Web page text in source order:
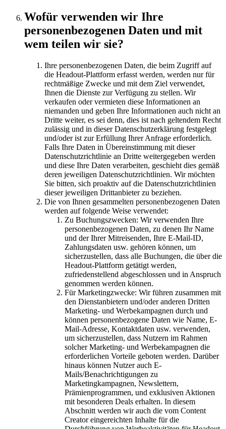
Wofür verwenden wir Ihre
personenbezogenen Daten und mit
wem teilen wir sie?
Ihre personenbezogenen Daten, die beim Zugriff auf
die Headout-Plattform erfasst werden, werden nur für
rechtmäßige Zwecke und mit dem Ziel verwendet,
Ihnen die Dienste zur Verfügung zu stellen. Wir
verkaufen oder vermieten diese Informationen an
niemanden und geben Ihre Informationen auch nicht an
Dritte weiter, es sei denn, dies ist nach geltendem Recht
zulässig und in dieser Datenschutzerklärung festgelegt
und/oder ist zur Erfüllung Ihrer Anfrage erforderlich.
Falls Ihre Daten in Übereinstimmung mit dieser
Datenschutzrichtlinie an Dritte weitergegeben werden
und diese Ihre Daten verarbeiten, geschieht dies gemäß
deren jeweiligen Datenschutzrichtlinien. Wir möchten
Sie bitten, sich proaktiv auf die Datenschutzrichtlinien
dieser jeweiligen Drittanbieter zu beziehen.
Die von Ihnen gesammelten personenbezogenen Daten
werden auf folgende Weise verwendet:
Zu Buchungszwecken: Wir verwenden Ihre
personenbezogenen Daten, zu denen Ihr Name
und der Ihrer Mitreisenden, Ihre E-Mail-ID,
Zahlungsdaten usw. gehören können, um
sicherzustellen, dass alle Buchungen, die über die
Headout-Plattform getätigt werden,
zufriedenstellend abgeschlossen und in Anspruch
genommen werden können.
Für Marketingzwecke: Wir führen zusammen mit
den Dienstanbietern und/oder anderen Dritten
Marketing- und Werbekampagnen durch und
können personenbezogene Daten wie Name, E-
Mail-Adresse, Kontaktdaten usw. verwenden,
um sicherzustellen, dass Nutzern im Rahmen
solcher Marketing- und Werbekampagnen die
erforderlichen Vorteile geboten werden. Darüber
hinaus können Nutzer auch E-
Mails/Benachrichtigungen zu
Marketingkampagnen, Newslettern,
Prämienprogrammen, und exklusiven Aktionen
mit besonderen Deals erhalten. In diesem
Abschnitt werden wir auch die vom Content
Creator eingereichten Inhalte für die